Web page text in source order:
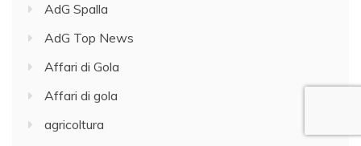
AdG Spalla
AdG Top News
Affari di Gola
Affari di gola
agricoltura